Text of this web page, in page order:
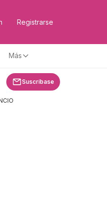
Registrarse
Más
Suscríbase